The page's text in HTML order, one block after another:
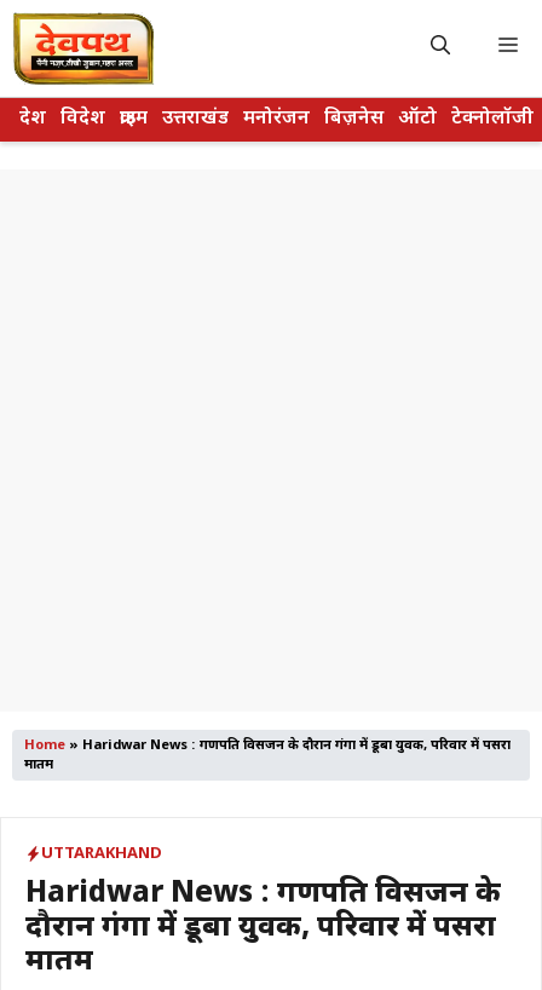
Skip
to
content
देश विदेश क्राइम उत्तराखंड मनोरंजन बिज़नेस ऑटो टेक्नोलॉजी
Home » Haridwar News : गणपति विसर्जन के दौरान गंगा में डूबा युवक, परिवार में पसरा
मातम
UTTARAKHAND
Haridwar News : गणपति विसर्जन के
दौरान गंगा में डूबा युवक, परिवार में पसरा
मातम